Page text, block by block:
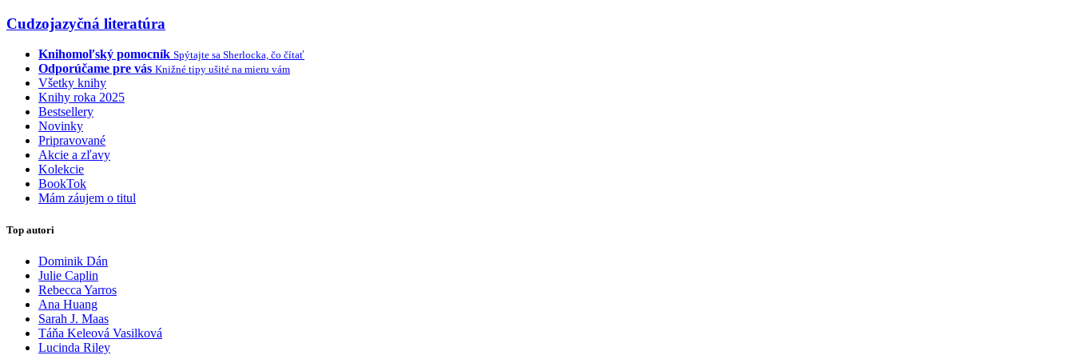
Cudzojazyčná literatúra
Knihomoľský pomocník Spýtajte sa Sherlocka, čo čítať
Odporúčame pre vás Knižné tipy ušité na mieru vám
Všetky knihy
Knihy roka 2025
Bestsellery
Novinky
Pripravované
Akcie a zľavy
Kolekcie
BookTok
Mám záujem o titul
Top autori
Dominik Dán
Julie Caplin
Rebecca Yarros
Ana Huang
Sarah J. Maas
Táňa Keleová Vasilková
Lucinda Riley